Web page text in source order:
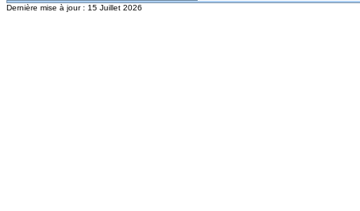
Dernière mise à jour : 15 Juillet 2026